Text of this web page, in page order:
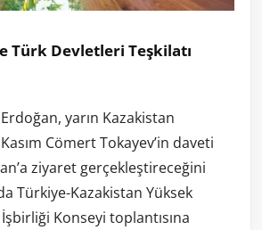
Türk Devletleri Teşkilatı
yarın Kazakistan
Cömert Tokayev’in daveti
ziyaret gerçekleştireceğini
Türkiye-Kazakistan Yüksek
Konseyi toplantısına